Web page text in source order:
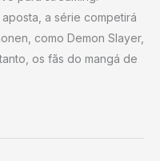
a série competirá
como Demon Slayer,
os fãs do mangá de